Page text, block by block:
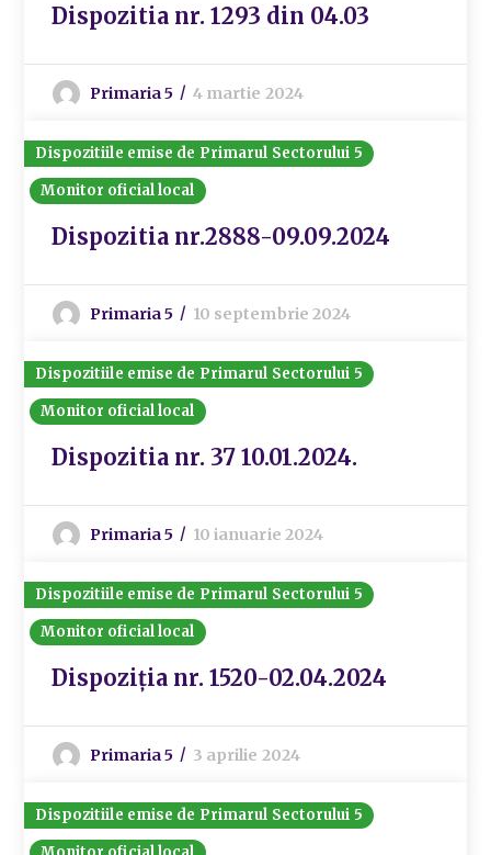
Dispozitia nr. 1293 din 04.03
Primaria 5 4 martie 2024
Dispozitiile emise de Primarul Sectorului 5
Monitor oficial local
Dispozitia nr.2888-09.09.2024
Primaria 5 10 septembrie 2024
Dispozitiile emise de Primarul Sectorului 5
Monitor oficial local
Dispozitia nr. 37 10.01.2024.
Primaria 5 10 ianuarie 2024
Dispozitiile emise de Primarul Sectorului 5
Monitor oficial local
Dispoziția nr. 1520-02.04.2024
Primaria 5 3 aprilie 2024
Dispozitiile emise de Primarul Sectorului 5